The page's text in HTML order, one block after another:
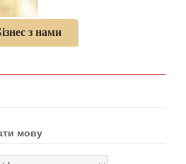
з нами
мову